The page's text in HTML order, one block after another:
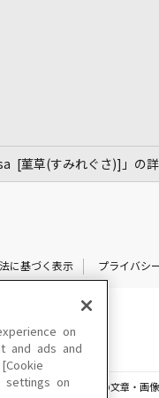
[菫草(すみれぐさ)]」の
に基づく表示 プライバシ
に掲載されている一切の文章・画
on
and ads and
settings on